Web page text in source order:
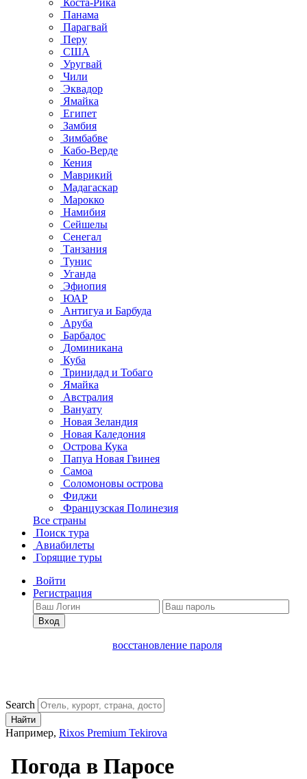
Коста-Рика
Панама
Парагвай
Перу
США
Уругвай
Чили
Эквадор
Ямайка
Египет
Замбия
Зимбабве
Кабо-Верде
Кения
Маврикий
Мадагаскар
Марокко
Намибия
Сейшелы
Сенегал
Танзания
Тунис
Уганда
Эфиопия
ЮАР
Антигуа и Барбуда
Аруба
Барбадос
Доминикана
Куба
Тринидад и Тобаго
Ямайка
Австралия
Вануату
Новая Зеландия
Новая Каледония
Острова Кука
Папуа Новая Гвинея
Самоа
Соломоновы острова
Фиджи
Французская Полинезия
Все страны
Поиск тура
Авиабилеты
Горящие туры
Войти
Регистрация
Вход
восстановление пароля
Search
Найти
Например, Rixos Premium Tekirova
Погода в Паросе